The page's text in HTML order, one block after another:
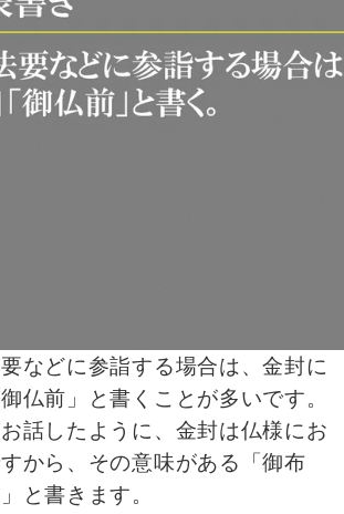
などに参詣する場合は、金封に
仏前」と書くことが多いです。
話したように、金封は仏様にお
から、その意味がある「御布
と書きます。